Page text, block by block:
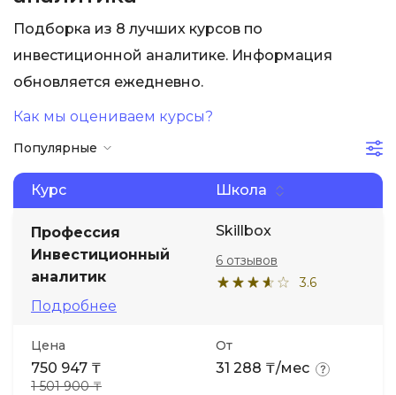
Подборка из 8 лучших курсов по
инвестиционной аналитике. Информация
обновляется ежедневно.
Как мы оцениваем курсы?
Популярные
Курс Школа
Профессия
Инвестиционный
аналитик
Подробнее
Skillbox
3.6
6 отзывов
Цена
750 947 ₸
1 501 900 ₸
От
31 288 ₸/мес
Маркетинг
Дизайн
Менеджмент
Иностранные языки
Soft Skills
ДПО